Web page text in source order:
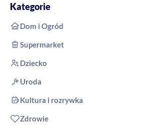
Kategorie
Dom i Ogród
Supermarket
Dziecko
Uroda
Kultura i rozrywka
Zdrowie